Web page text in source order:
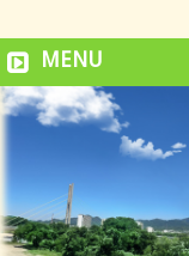
MENU